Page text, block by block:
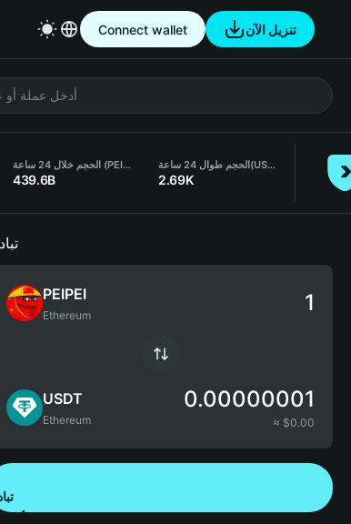
Connect wallet تنزيل الآن
الحجم خلال 24 ساعة (PEIPEI)
439.6B
الحجم طوال 24 ساعة(USDT)
2.69K
PEIPEI
Ethereum
USDT
Ethereum
0.00000001
≈ $0.00